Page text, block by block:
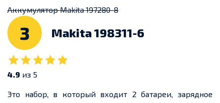
Аккумулятор Makita 197280-8
3 Makita 198311-6
4.9 из 5
Это набор, в который входит 2 батареи, зарядное